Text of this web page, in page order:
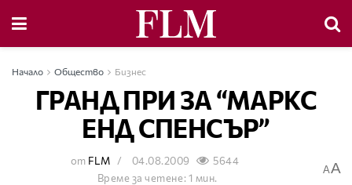
Начало Общество Бизнес
ГРАНД ПРИ ЗА “МАРКС
ЕНД СПЕНСЪР”
от FLM 04.08.2009
5644
Време за четене: 1 мин.
AA